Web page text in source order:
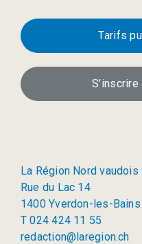
Tarifs
La Région Nord vaudois
Rue du Lac 14
1400 Yverdon-les-Bains
T 024 424 11 55
redaction@laregion.ch